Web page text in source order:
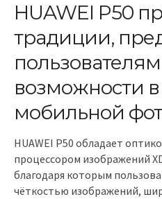
HUAWEI P50
традиции,
возможности в
мобильной
HUAWEI P50 обладает
процессором изображений
благодаря которым
чёткостью изображений,